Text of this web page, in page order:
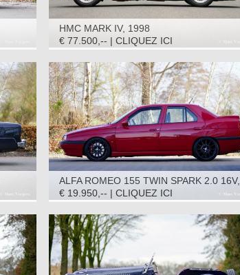
HMC MARK IV, 1998
€ 77.500,-- | CLIQUEZ ICI
ALFA ROMEO 155 TWIN SPARK 2.0 16V,
1995
€ 19.950,-- | CLIQUEZ ICI